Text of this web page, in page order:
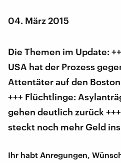
04. März 2015
Die Themen im Update:
USA hat der Prozess
Attentäter auf den
+++ Flüchtlinge:
gehen deutlich zurück
steckt noch mehr Geld
Ihr habt Anregungen,